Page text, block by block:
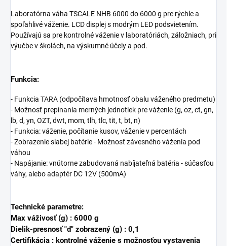
Laboratórna váha TSCALE NHB 6000 do 6000 g pre rýchle a
spoľahlivé váženie. LCD displej s modrým LED podsvietením.
Používajú sa pre kontrolné váženie v laboratóriách, záložniach, pri
výučbe v školách, na výskumné účely a pod.
Funkcia:
- Funkcia TARA (odpočítava hmotnosť obalu váženého predmetu)
- Možnosť prepínania merných jednotiek pre váženie (g, oz, ct, gn,
lb, d, yn, OZT, dwt, mom, tlh, tlc, tit, t, bt, n)
- Funkcia: váženie, počítanie kusov, váženie v percentách
- Zobrazenie slabej batérie - Možnosť závesného váženia pod
váhou
- Napájanie: vnútorne zabudovaná nabíjateľná batéria - súčasťou
váhy, alebo adaptér DC 12V (500mA)
Technické parametre:
Max váživosť (g) : 6000 g
Dielik-presnosť "d" zobrazený (g) : 0,1
Certifikácia : kontrolné váženie s možnosťou vystavenia